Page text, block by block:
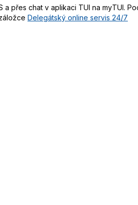
přes chat v aplikaci TUI na myTUI.
Delegátský online servis 24/7